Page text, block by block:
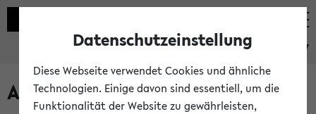
eKVV
Archivierte Studiengänge
Datenschutzeinstellung
Diese Webseite verwendet Cookies und ähnliche
Technologien. Einige davon sind essentiell, um die
Funktionalität der Website zu gewährleisten,